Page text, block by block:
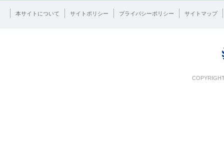
本サイトについて サイトポリシー プライバシーポリシー サイトマップ